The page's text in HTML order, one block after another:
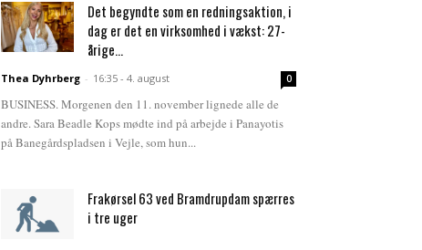
Det begyndte som en redningsaktion, i
dag er det en virksomhed i vækst: 27-
årige...
Thea Dyhrberg - 16:35 - 4. august 0
BUSINESS. Morgenen den 11. november lignede alle de
andre. Sara Beadle Kops mødte ind på arbejde i Panayotis
på Banegårdspladsen i Vejle, som hun...
Frakørsel 63 ved Bramdrupdam spærres
i tre uger